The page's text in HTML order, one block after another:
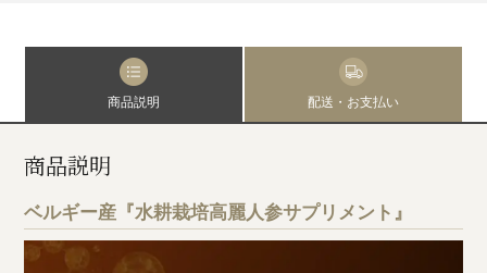
商品説明 配送・お支払い
商品説明
ベルギー産『水耕栽培高麗人参サプリメント』